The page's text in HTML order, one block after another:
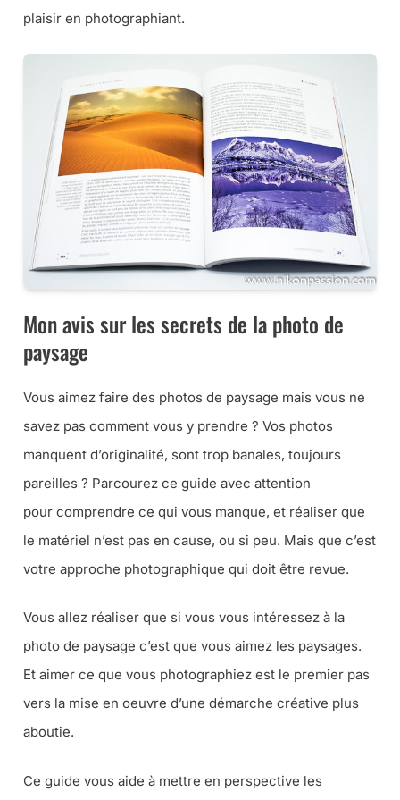
plaisir en photographiant.
Mon avis sur les secrets de la photo de
paysage
Vous aimez faire des photos de paysage mais vous ne
savez pas comment vous y prendre ? Vos photos
manquent d’originalité, sont trop banales, toujours
pareilles ? Parcourez ce guide avec attention
pour comprendre ce qui vous manque, et réaliser que
le matériel n’est pas en cause, ou si peu. Mais que c’est
votre approche photographique qui doit être revue.
Vous allez réaliser que si vous vous intéressez à la
photo de paysage c’est que vous aimez les paysages.
Et aimer ce que vous photographiez est le premier pas
vers la mise en oeuvre d’une démarche créative plus
aboutie.
Ce guide vous aide à mettre en perspective les